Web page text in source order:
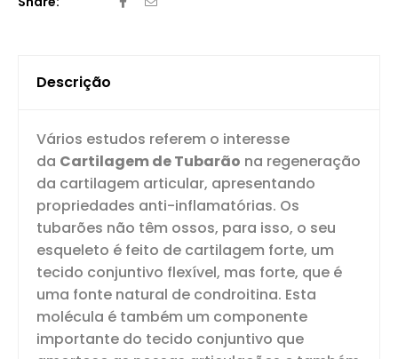
Descrição
Vários estudos referem o interesse
da Cartilagem de Tubarão na regeneração
da cartilagem articular, apresentando
propriedades anti-inflamatórias. Os
tubarões não têm ossos, para isso, o seu
esqueleto é feito de cartilagem forte, um
tecido conjuntivo flexível, mas forte, que é
uma fonte natural de condroitina. Esta
molécula é também um componente
importante do tecido conjuntivo que